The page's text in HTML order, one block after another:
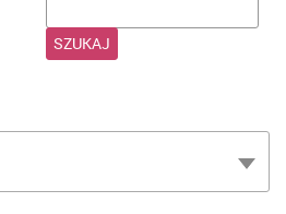
SZUKAJ